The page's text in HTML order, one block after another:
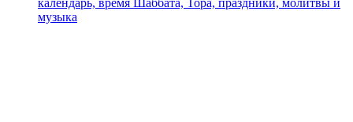
календарь, время Шаббата, Тора, праздники, молитвы и
музыка